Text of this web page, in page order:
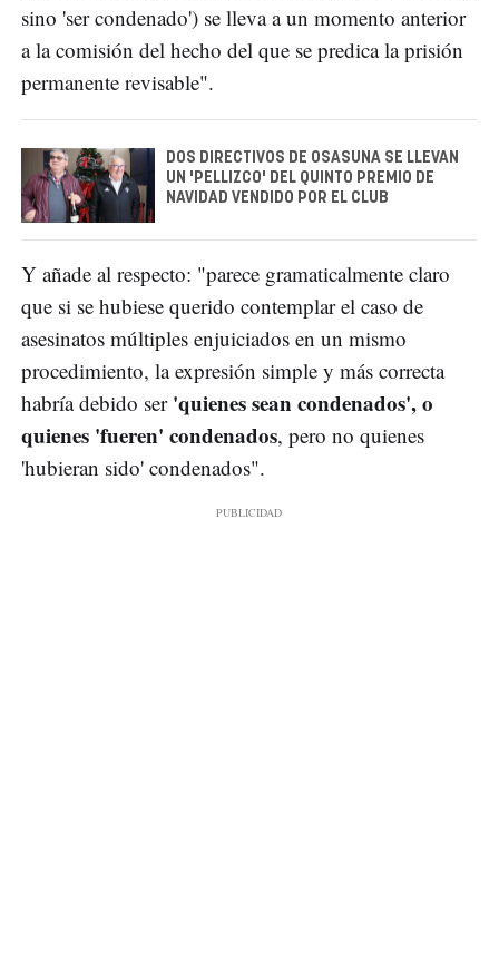
sino 'ser condenado') se lleva a un momento anterior
a la comisión del hecho del que se predica la prisión
permanente revisable".
DOS DIRECTIVOS DE OSASUNA SE LLEVAN
UN 'PELLIZCO' DEL QUINTO PREMIO DE
NAVIDAD VENDIDO POR EL CLUB
Y añade al respecto: "parece gramaticalmente claro
que si se hubiese querido contemplar el caso de
asesinatos múltiples enjuiciados en un mismo
procedimiento, la expresión simple y más correcta
habría debido ser 'quienes sean condenados', o
quienes 'fueren' condenados, pero no quienes
'hubieran sido' condenados".